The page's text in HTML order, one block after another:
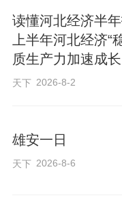
省高质量发展
以构建高质量
人口整体素质
“从规划《纲要
续既有框架的
扩张转向质量
读懂河北经济半年
上半年河北经济“
质生产力加速成长
天下 2026-8-2
雄安一日
天下 2026-8-6